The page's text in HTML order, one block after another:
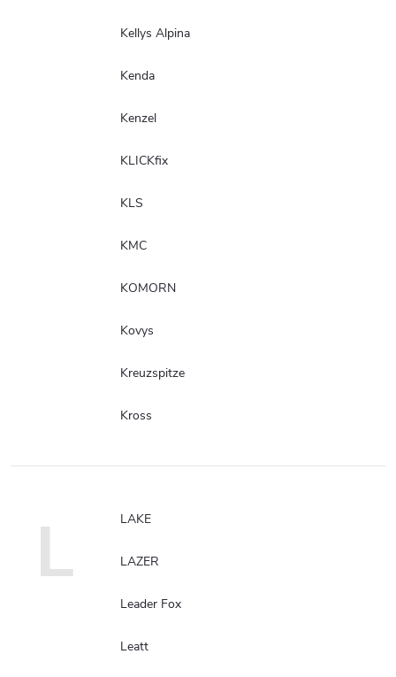
Kellys Alpina
Kenda
Kenzel
KLICKfix
KLS
KMC
KOMORN
Kovys
Kreuzspitze
Kross
L LAKE
LAZER
Leader Fox
Leatt